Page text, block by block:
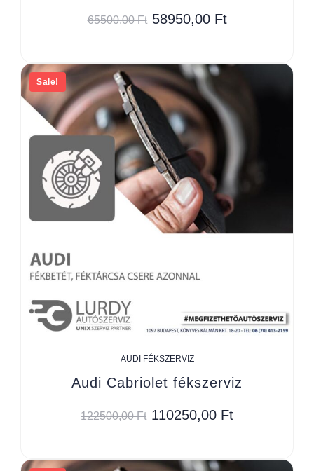
65500,00Ft 58950,00 Ft
Sale!
AUDI FÉKSZERVIZ
Audi Cabriolet fékszerviz
122500,00Ft 110250,00 Ft